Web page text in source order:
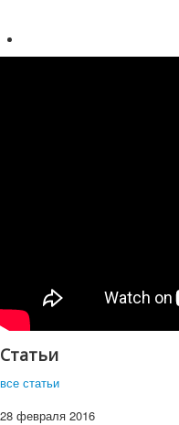
Статьи
все статьи
28 февраля 2016